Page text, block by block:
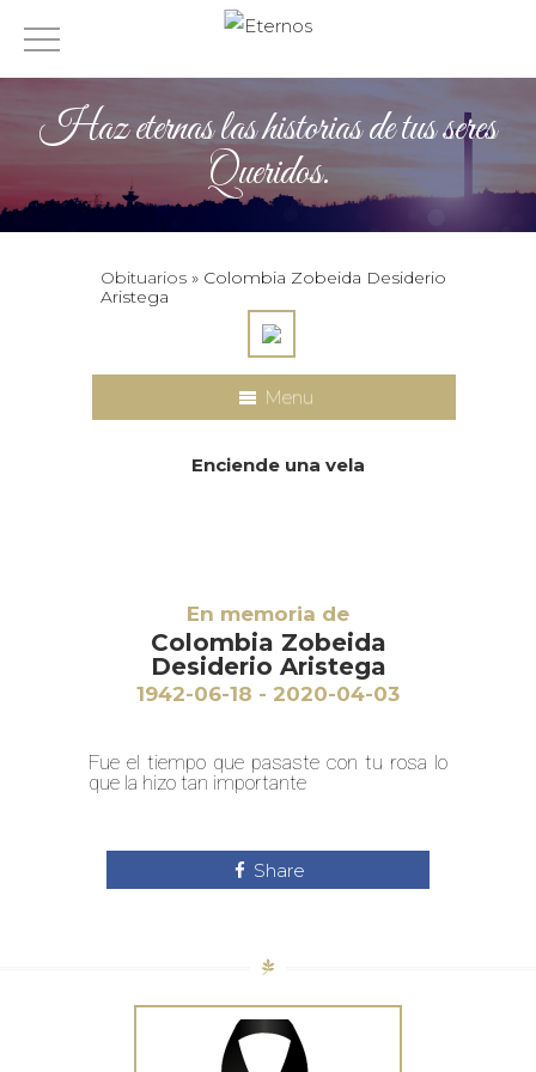
Haz eternas las historias de tus seres
Queridos.
Obituarios » Colombia Zobeida Desiderio
Aristega
Menu
Enciende una vela
En memoria de
Colombia Zobeida
Desiderio Aristega
1942-06-18 - 2020-04-03
Fue el tiempo que pasaste con tu rosa lo
que la hizo tan importante
Share